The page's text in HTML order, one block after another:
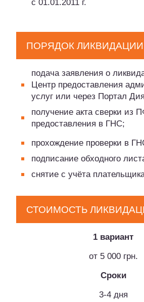
с 01.01.2011 г.
ПОРЯДОК ЛИКВИДАЦИИ
подача заявления о
Центр предоставления
услуг или через Портал
получение акта сверки из
предоставления в ГНС;
прохождение проверки в
подписание обходного
снятие с учёта
СТОИМОСТЬ
1 вариант
от 5 000 грн.
Сроки
3-4 дня